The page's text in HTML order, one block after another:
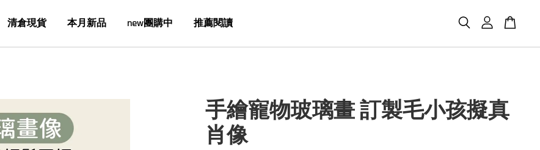
清倉現貨 本月新品 new團購中 推薦閱讀
手繪寵物玻璃畫 訂製毛小孩擬真
肖像